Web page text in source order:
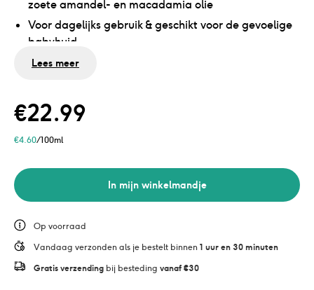
zoete amandel- en macadamia olie
Voor dagelijks gebruik & geschikt voor de gevoelige
babyhuid
Geen minerale olie en microplastics
Lees meer
€22.99
€4.60/100ml
In mijn winkelmandje
Op voorraad
Vandaag verzonden als je bestelt binnen 1 uur en 30 minuten
Gratis verzending bij besteding vanaf €30